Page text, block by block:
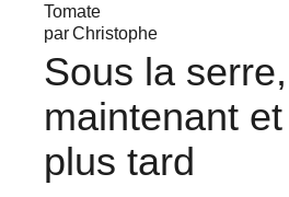
Tomate
parChristophe
Sous la
maintenant
plus tard